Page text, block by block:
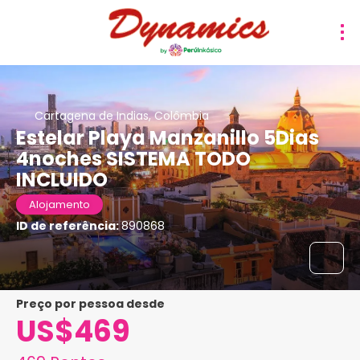
Cartagena de Indias, Colômbia
Estelar Playa Manzanillo 5Dias
4noches SISTEMA TODO
INCLUIDO
Alojamento
ID de referência:890868
preço por pessoa desde
US$469